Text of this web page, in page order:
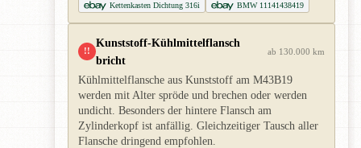
Kettenkasten Dichtung 316i
BMW 11141438419
!!
Kunststoff-Kühlmittelflansch
bricht
ab 130.000 km
Kühlmittelflansche aus Kunststoff am M43B19
werden mit Alter spröde und brechen oder werden
undicht. Besonders der hintere Flansch am
Zylinderkopf ist anfällig. Gleichzeitiger Tausch aller
Flansche dringend empfohlen.